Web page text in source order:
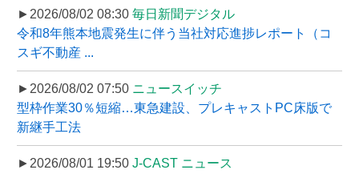
►2026/08/02 08:30 毎日新聞デジタル
令和8年熊本地震発生に伴う当社対応進捗レポート（コ
スギ不動産 ...
►2026/08/02 07:50 ニュースイッチ
型枠作業30％短縮…東急建設、プレキャストPC床版で
新継手工法
►2026/08/01 19:50 J-CAST ニュース